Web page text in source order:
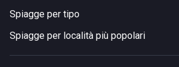
Spiagge per tipo
Spiagge per località più popolari